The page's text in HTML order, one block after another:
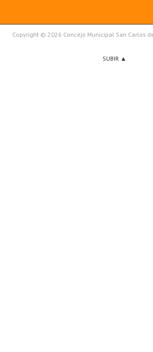
Copyright © 2026 Concejo Municipal San Carlos
SUBIR ▲